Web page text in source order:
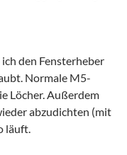
den Fensterheber
Normale M5-
Löcher. Außerdem
abzudichten (mit
läuft.